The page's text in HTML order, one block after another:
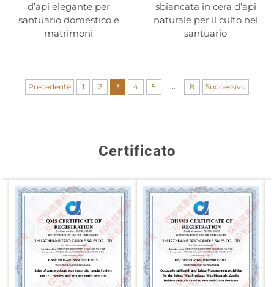
d’api elegante per
santuario domestico e
matrimoni
sbiancata in cera d’api
naturale per il culto nel
santuario
Precedente 1 2 3 4 5 8 Successivo
Certificato